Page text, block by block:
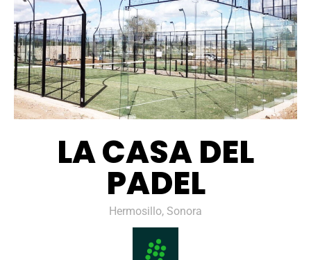
LA CASA DEL
PADEL
Hermosillo, Sonora